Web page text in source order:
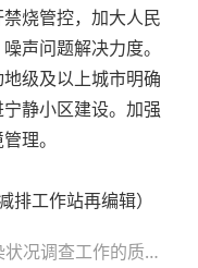
烧管控，加大人民
声问题解决力度。
级及以上城市明确
静小区建设。加强
理。
排工作站再编辑）
上一篇: 上海环保展|强化土壤污染状况调查工作的质量控制